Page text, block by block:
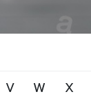
V W X